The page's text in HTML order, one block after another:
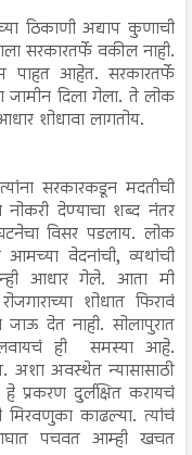
ठिकाणी अद्याप कुणाची
सरकारतर्फे वकील नाही.
आहेत. सरकारतर्फे
जामीन दिला गेला. ते लोक
शोधावा लागतोय.
सरकारकडून मदतीची
नोकरी देण्याचा शब्द नंतर
विसर पडलाय. लोक
वेदनांची, व्यथांची
आधार गेले. आता मी
शोधात फिरावं
देत नाही. सोलापुरात
ही समस्या आहे.
अवस्थेत न्यासासाठी
प्रकरण दुर्लक्षित करायचं
मिरवणुका काढल्या. त्यांचं
पचवत आम्ही खचत